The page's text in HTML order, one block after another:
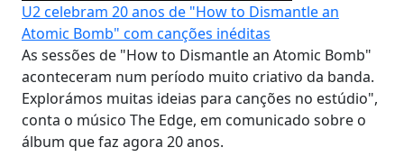
U2 celebram 20 anos de "How to Dismantle an
Atomic Bomb" com canções inéditas
As sessões de "How to Dismantle an Atomic Bomb"
aconteceram num período muito criativo da banda.
Explorámos muitas ideias para canções no estúdio",
conta o músico The Edge, em comunicado sobre o
álbum que faz agora 20 anos.